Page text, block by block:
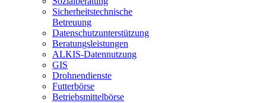
Sicherheitstechnische
Betreuung
Datenschutzunterstützung
Beratungsleistungen
ALKIS-Datennutzung
GIS
Drohnendienste
Futterbörse
Betriebsmittelbörse